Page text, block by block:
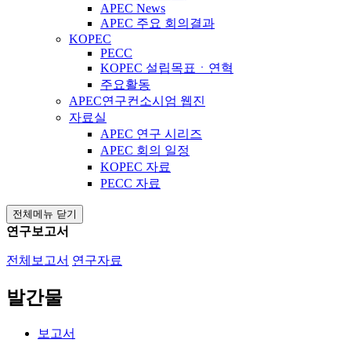
APEC News
APEC 주요 회의결과
KOPEC
PECC
KOPEC 설립목표ㆍ연혁
주요활동
APEC연구컨소시엄 웹진
자료실
APEC 연구 시리즈
APEC 회의 일정
KOPEC 자료
PECC 자료
전체메뉴 닫기
연구보고서
전체보고서 연구자료
발간물
보고서